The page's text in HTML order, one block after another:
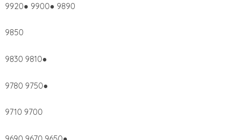
9920● 9900● 9890
9850
9830 9810●
9780 9750●
9710 9700